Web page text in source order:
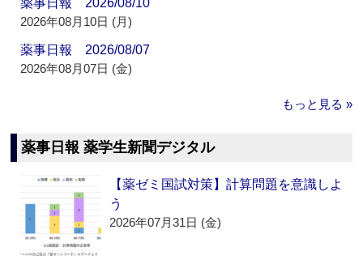
薬事日報 2026/08/10
2026年08月10日 (月)
薬事日報 2026/08/07
2026年08月07日 (金)
もっと見る »
薬事日報 薬学生新聞デジタル
【薬ゼミ国試対策】計算問題を意識しよ
う
2026年07月31日 (金)